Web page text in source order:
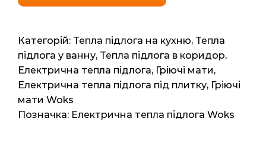
160
2,50
м2
5мп
400Вт
кількість
Категорій: Тепла підлога на кухню, Тепла
підлога у ванну, Тепла підлога в коридор,
Електрична тепла підлога, Гріючі мати,
Електрична тепла підлога під плитку, Гріючі
мати Woks
Позначка: Електрична тепла підлога Woks